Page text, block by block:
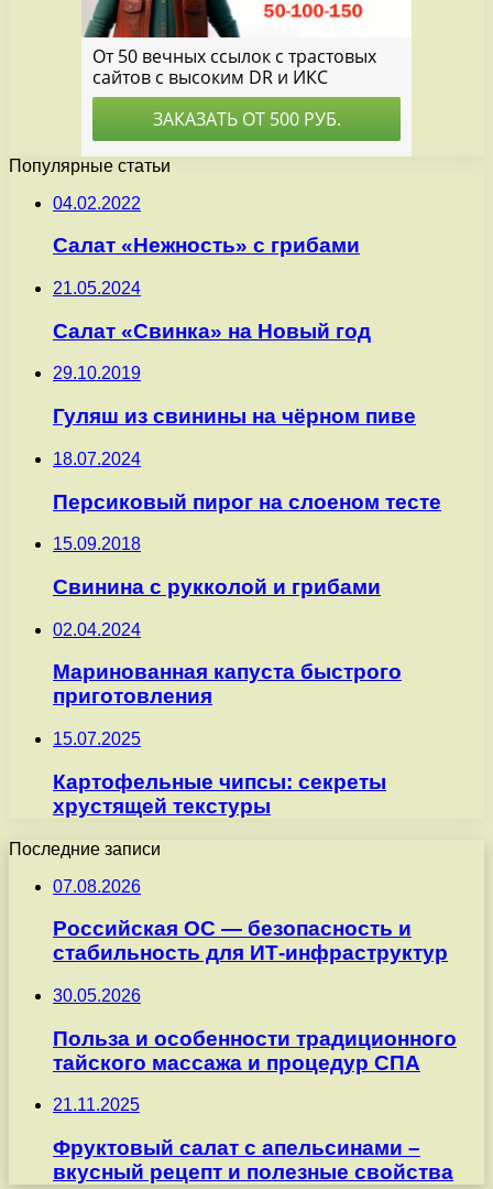
Популярные статьи
04.02.2022
Салат «Нежность» с грибами
21.05.2024
Салат «Свинка» на Новый год
29.10.2019
Гуляш из свинины на чёрном пиве
18.07.2024
Персиковый пирог на слоеном тесте
15.09.2018
Свинина с рукколой и грибами
02.04.2024
Маринованная капуста быстрого
приготовления
15.07.2025
Картофельные чипсы: секреты
хрустящей текстуры
Последние записи
07.08.2026
Российская ОС — безопасность и
стабильность для ИТ-инфраструктур
30.05.2026
Польза и особенности традиционного
тайского массажа и процедур СПА
21.11.2025
Фруктовый салат с апельсинами –
вкусный рецепт и полезные свойства